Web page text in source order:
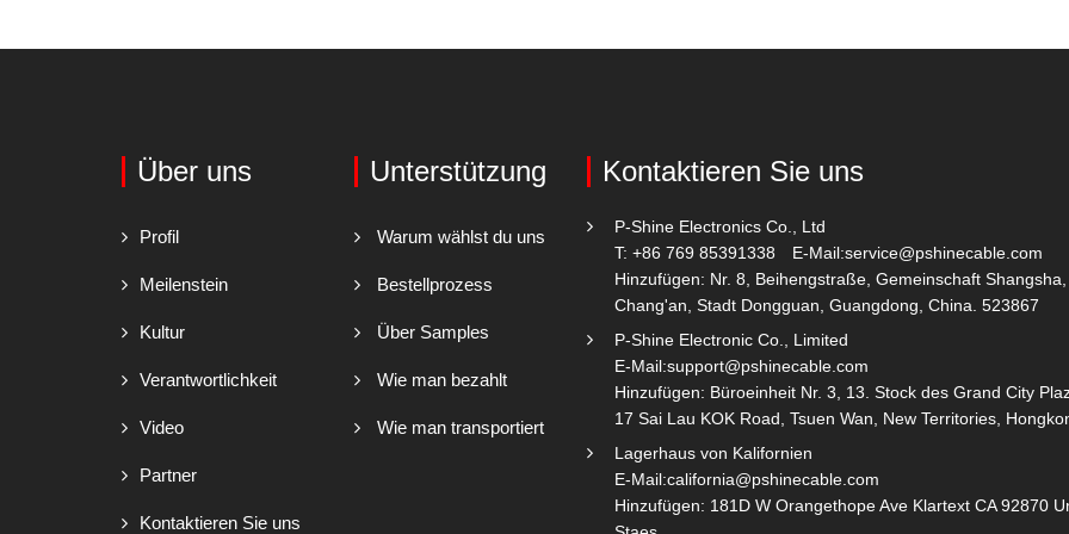
Über uns
Profil
Meilenstein
Kultur
Verantwortlichkeit
Video
Partner
Kontaktieren Sie uns
Unterstützung
Warum wählst du uns
Bestellprozess
Über Samples
Wie man bezahlt
Wie man transportiert
Kontaktieren Sie uns
P-Shine Electronics Co., Ltd
T: +86 769 85391338
E-Mail:service@pshinecable.com
Hinzufügen: Nr. 8, Beihengstraße, Gemeinschaft
Chang'an, Stadt Dongguan, Guangdong, China. 523867
P-Shine Electronic Co., Limited
E-Mail:support@pshinecable.com
Hinzufügen: Büroeinheit Nr. 3, 13. Stock des Grand City
17 Sai Lau KOK Road, Tsuen Wan, New Territories,
Lagerhaus von Kalifornien
E-Mail:california@pshinecable.com
Hinzufügen: 181D W Orangethope Ave Klartext CA 92870